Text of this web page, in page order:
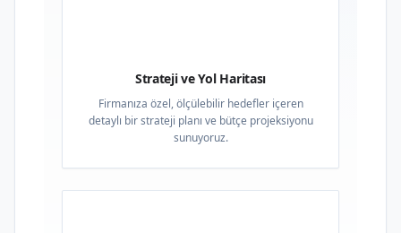
Strateji ve Yol Haritası
Firmanıza özel, ölçülebilir hedefler içeren
detaylı bir strateji planı ve bütçe projeksiyonu
sunuyoruz.